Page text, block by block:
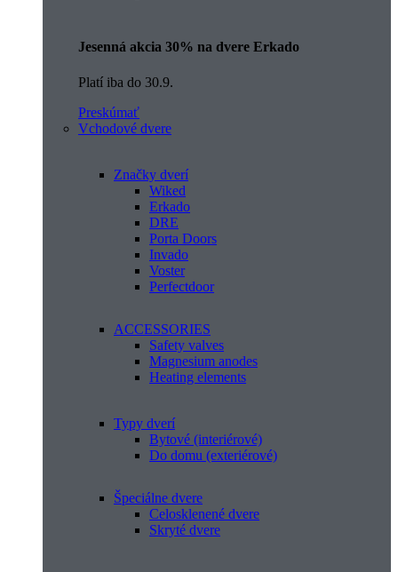
Jesenná akcia 30% na dvere Erkado
Platí iba do 30.9.
Preskúmať
Vchodové dvere
Značky dverí
Wiked
Erkado
DRE
Porta Doors
Invado
Voster
Perfectdoor
ACCESSORIES
Safety valves
Magnesium anodes
Heating elements
Typy dverí
Bytové (interiérové)
Do domu (exteriérové)
Špeciálne dvere
Celosklenené dvere
Skryté dvere